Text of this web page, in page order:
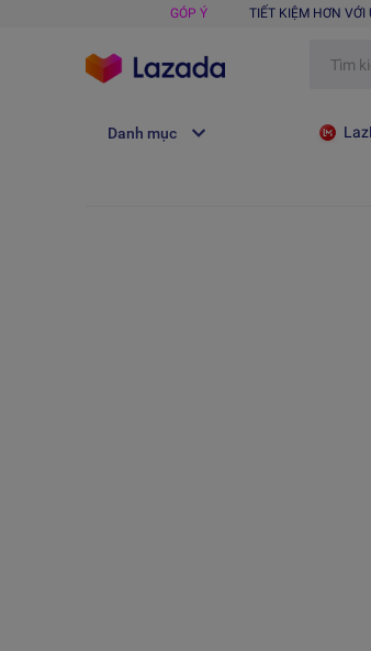
GÓP Ý TIẾT KIỆM HƠN VỚI
Danh mục